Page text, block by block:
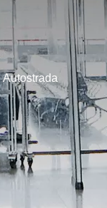
Autostrada